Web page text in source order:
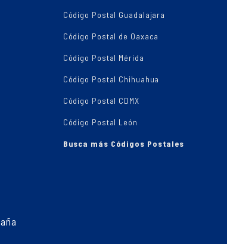
Código Postal Guadalajara
Código Postal de Oaxaca
Código Postal Mérida
Código Postal Chihuahua
Código Postal CDMX
Código Postal León
Busca más Códigos Postales